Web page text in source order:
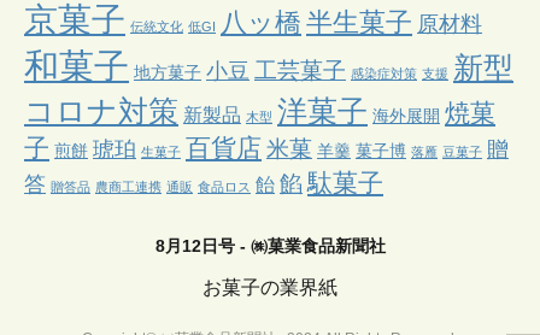
京菓子 伝統文化 低GI 八ッ橋 半生菓子 原材料
和菓子 地方菓子 小豆 工芸菓子 感染症対策 支援 新型
コロナ対策 新製品 木型 洋菓子 海外展開 焼菓
子 煎餅 琥珀 生菓子 百貨店 米菓 羊羹 菓子博 落雁 豆菓子 贈
答 贈答品 農商工連携 通販 食品ロス 飴 餡 駄菓子
8月12日号 - ㈱菓業食品新聞社
お菓子の業界紙